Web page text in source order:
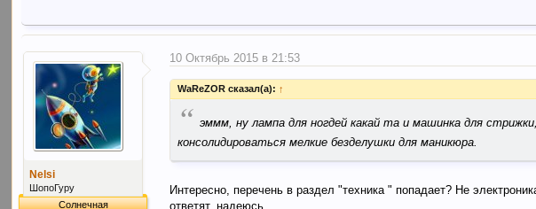
Nelsi
ШопоГуру
Солнечная
10 Октябрь 2015 в 21:53
WaReZOR сказал(а): ↑
“ эммм, ну лампа для ногдей какай та и машинка для
консолидироваться мелкие безделушки для маникюра.
Интересно, перечень в раздел "техника " попадает? Не
ответят, надеюсь